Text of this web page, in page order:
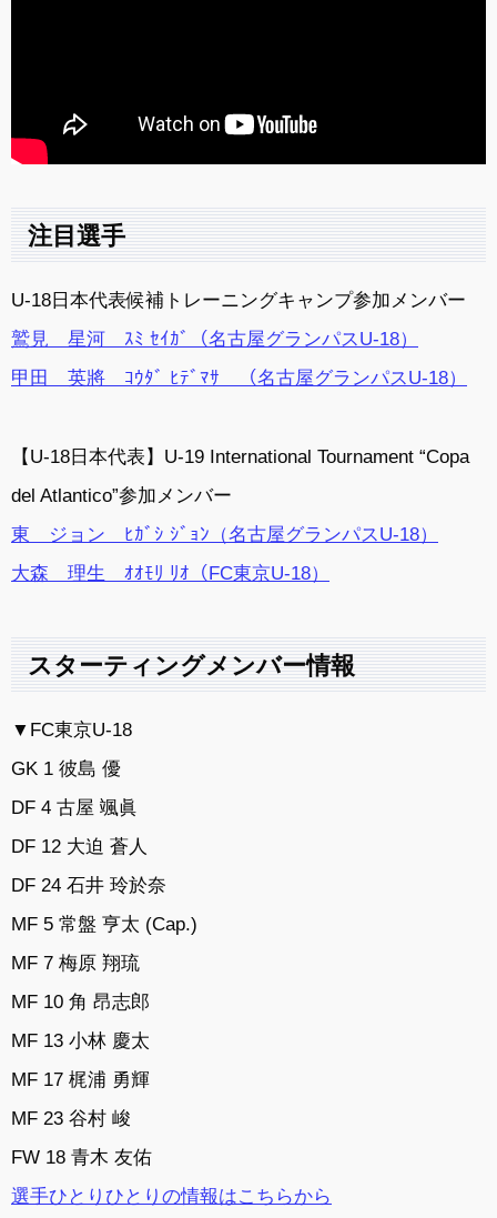
注目選手
U-18日本代表候補トレーニングキャンプ参加メンバー
鷲見 星河 ｽﾐ ｾｲｶﾞ（名古屋グランパスU-18）
甲田 英將 ｺｳﾀﾞ ﾋﾃﾞﾏｻ （名古屋グランパスU-18）
【U-18日本代表】U-19 International Tournament “Copa
del Atlantico”参加メンバー
東 ジョン ﾋｶﾞｼ ｼﾞｮﾝ（名古屋グランパスU-18）
大森 理生 ｵｵﾓﾘ ﾘｵ（FC東京U-18）
スターティングメンバー情報
▼FC東京U-18
GK 1 彼島 優
DF 4 古屋 颯眞
DF 12 大迫 蒼人
DF 24 石井 玲於奈
MF 5 常盤 亨太 (Cap.)
MF 7 梅原 翔琉
MF 10 角 昂志郎
MF 13 小林 慶太
MF 17 梶浦 勇輝
MF 23 谷村 峻
FW 18 青木 友佑
選手ひとりひとりの情報はこちらから